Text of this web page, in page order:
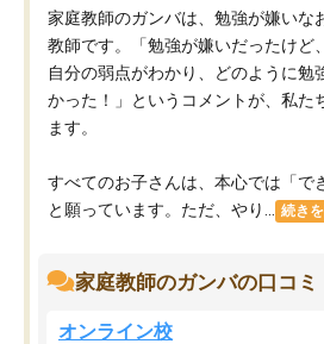
家庭教師のガンバは、勉強が嫌いな
教師です。「勉強が嫌いだったけど
自分の弱点がわかり、どのように勉
かった！」というコメントが、私た
ます。
すべてのお子さんは、本心では「で
と願っています。ただ、やり...
続き
家庭教師のガンバの口コミ
オンライン校